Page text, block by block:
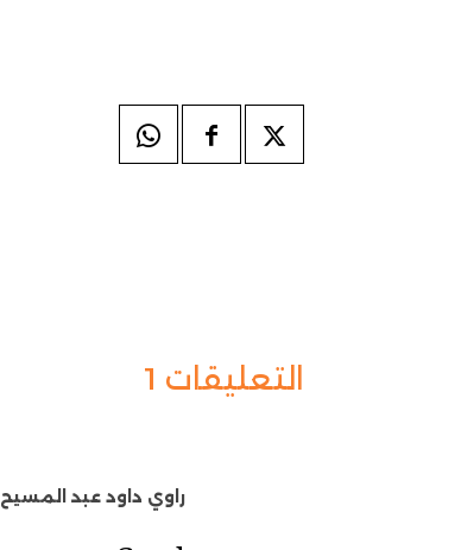
التعليقات 1
راوي داود عبد المسيح